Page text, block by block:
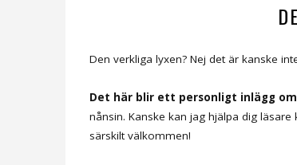
Den verkliga lyxen? Nej det är kanske
Det här blir ett personligt inlägg
nånsin. Kanske kan jag hjälpa dig
särskilt välkommen!